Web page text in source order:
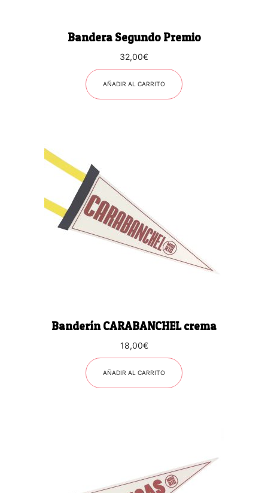
Bandera Segundo Premio
32,00€
AÑADIR AL CARRITO
Banderín CARABANCHEL crema
18,00€
AÑADIR AL CARRITO